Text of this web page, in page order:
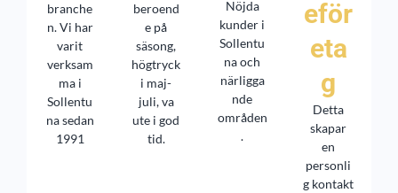
branche
n. Vi har
varit
verksam
ma i
Sollentu
na sedan
1991
beroend
e på
säsong,
högtryck
i maj-
juli, va
ute i god
tid.
Nöjda
kunder i
Sollentu
na och
närligga
nde
områden
.
eför
eta
g
Detta
skapar
en
personli
g kontakt